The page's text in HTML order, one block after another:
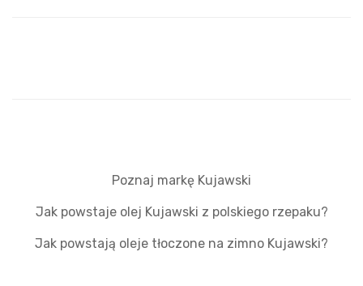
Poznaj markę Kujawski
Jak powstaje olej Kujawski z polskiego rzepaku?
Jak powstają oleje tłoczone na zimno Kujawski?